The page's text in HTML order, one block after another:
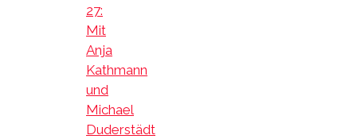
27:
Mit
Anja
Kathmann
und
Michael
Duderstädt